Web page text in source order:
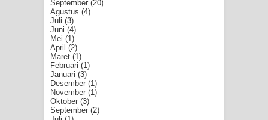
September (20)
Agustus (4)
Juli (3)
Juni (4)
Mei (1)
April (2)
Maret (1)
Februari (1)
Januari (3)
Desember (1)
November (1)
Oktober (3)
September (2)